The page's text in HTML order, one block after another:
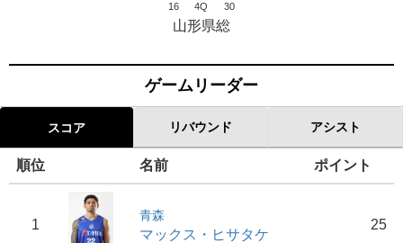
16
4Q 30
山形県総
ゲームリーダー
スコア リバウンド アシスト
順位 名前 ポイント
1
青森
マックス・ヒサタケ
25